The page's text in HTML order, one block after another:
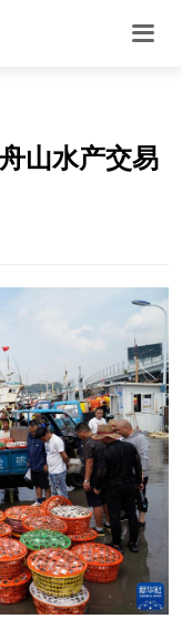
山水产交易